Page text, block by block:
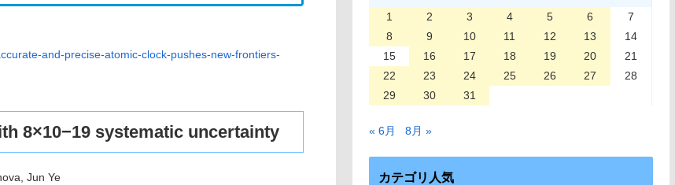
and-precise-atomic-clock-pushes-new-frontiers-
8×10−19 systematic uncertainty
Jun Ye
1
2 3 4 5 6
7
8
9 10 11 12 13
14
15
16 17 18 19 20
21
22
23 24 25 26 27
28
29
30 31
« 6月 8月 »
カテゴリ人気